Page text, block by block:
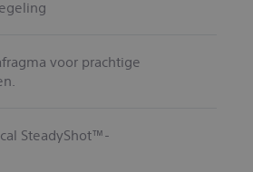
voor prachtige
SteadyShot™-